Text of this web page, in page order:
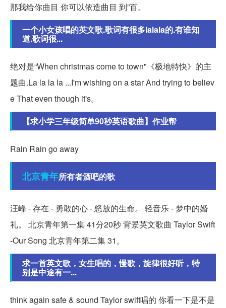
那我给你曲目 你可以依造曲目 到”百。
一个小女孩唱的英文歌.歌词有很多lalala的.有谁知
道.歌词很...
绝对是“When christmas come to town"《极地特快》的主
题曲.La la la la ...I'm wishing on a star And trying to believ
e That even though it's。
【求小学三年级简单90秒英语歌曲】作业帮
Rain Rain go away
北京青年所有者酒吧的歌
汪峰 - 存在 - 勇敢的心 - 怒放的生命。 轻音乐 - 梦中的婚
礼。 北京青年第一集 41分20秒 背景英文歌曲 Taylor Swift
-Our Song 北京青年第二集 31。
求一首英文歌，女生唱的，慢歌，旋律很好听，特
别是中途有一...
think again safe & sound Taylor swift唱的 你看一下是不是